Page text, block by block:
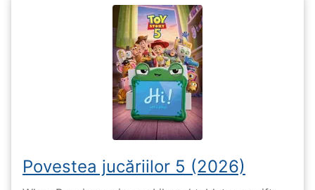
Povestea jucăriilor 5 (2026)